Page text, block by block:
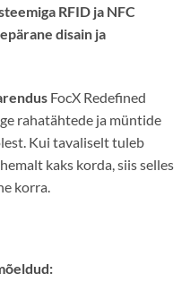
RFID ja NFC
disain ja
FocX Redefined
rahatähtede ja müntide
Kui tavaliselt tuleb
kaks korda, siis selles
korra.